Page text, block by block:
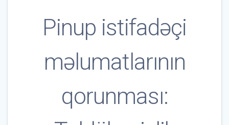
Pinup istifadəçi
məlumatlarının
qorunması: